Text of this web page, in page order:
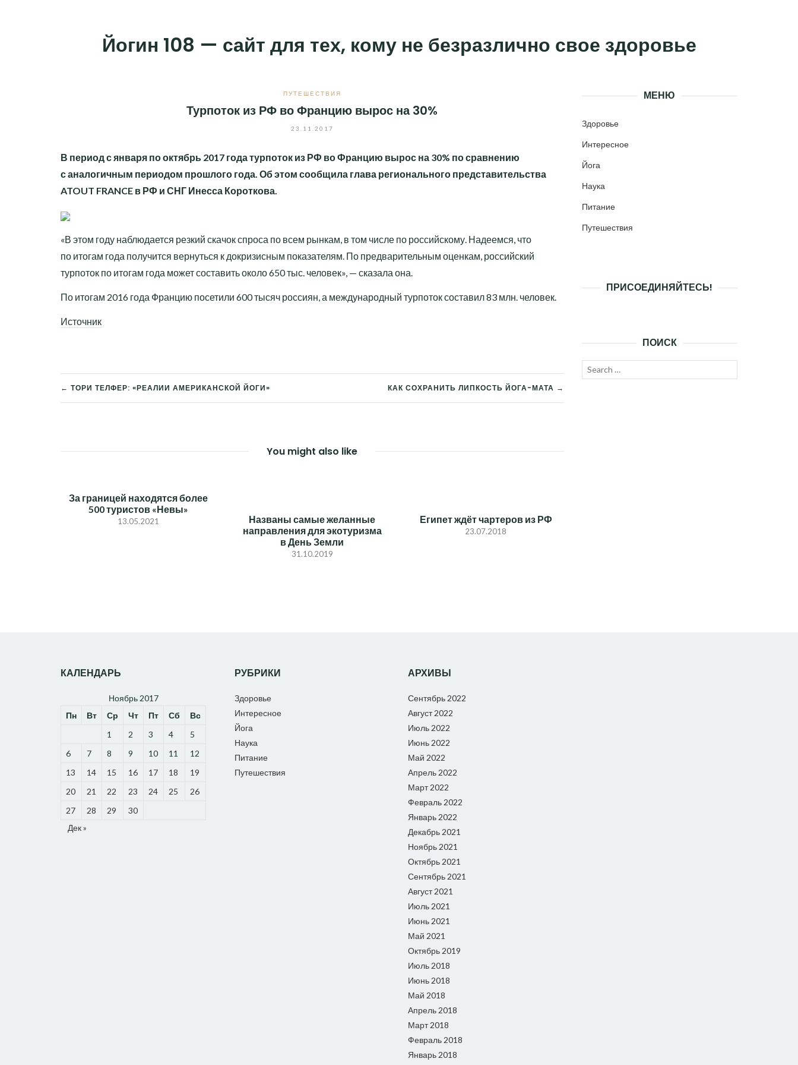
Йогин 108 — сайт для тех, кому не безразлично свое здоровье
ПУТЕШЕСТВИЯ
Турпоток из РФ во Францию вырос на 30%
23.11.2017
В период с января по октябрь 2017 года турпоток из РФ во Францию вырос на 30% по сравнению
с аналогичным периодом прошлого года. Об этом сообщила глава регионального представительства
ATOUT FRANCE в РФ и СНГ Инесса Короткова.
«В этом году наблюдается резкий скачокспроса по всем рынкам, в том числе по российскому. Надеемся, что
по итогам года получится вернуться к докризисным показателям. По предварительным оценкам, российский
турпоток по итогам года может составить около 650 тыс. человек», — сказала она.
По итогам 2016 года Францию посетили 600 тысяч россиян, а международный турпоток составил 83 млн. человек.
Источник
НАВИГАЦИЯ
ЗАПИСЯМ
← ТОРИ ТЕЛФЕР: «РЕАЛИИ АМЕРИКАНСКОЙ ЙОГИ» КАК СОХРАНИТЬ ЛИПКОСТЬ ЙОГА-МАТА →
You might also like
За границей находятся более
500 туристов «Невы»
13.05.2021
Названы самые желанные
направления для экотуризма
в День Земли
31.10.2019
Египет ждёт чартеров из РФ
23.07.2018
МЕНЮ
Здоровье
Интересное
Йога
Наука
Питание
Путешествия
ПРИСОЕДИНЯЙТЕСЬ!
ПОИСК
Search
КАЛЕНДАРЬ
Ноябрь 2017
Пн
Вт Ср Чт Пт Сб
Вс
1
2 3 4
5
6
7 8 9 10 11
12
13
14 15 16 17 18
19
20
21 22 23 24 25
26
27
28 29
30
Дек »
РУБРИКИ
Здоровье
Интересное
Йога
Наука
Питание
Путешествия
АРХИВЫ
Сентябрь 2022
Август 2022
Июль 2022
Июнь 2022
Май 2022
Апрель 2022
Март 2022
Февраль 2022
Январь 2022
Декабрь 2021
Ноябрь 2021
Октябрь 2021
Сентябрь 2021
Август 2021
Июль 2021
Июнь 2021
Май 2021
Октябрь 2019
Июль 2018
Июнь 2018
Май 2018
Апрель 2018
Март 2018
Февраль 2018
Январь 2018